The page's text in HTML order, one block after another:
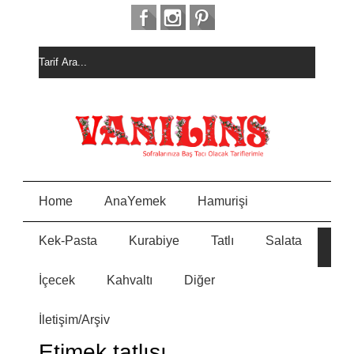
Home AnaYemek Hamurişi
Kek-Pasta Kurabiye Tatlı Salata
İçecek Kahvaltı Diğer
İletişim/Arşiv
HURM